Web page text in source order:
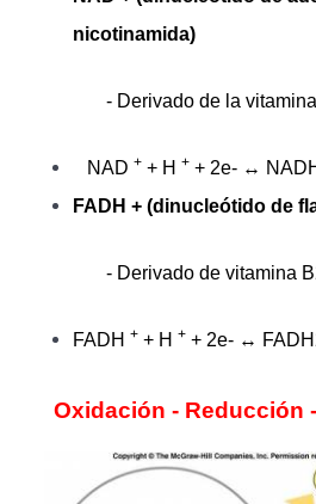
nicotinamida)
- Derivado de la vitamina
NAD + + H + + 2e- ↔
FADH + (dinucleótido de
- Derivado de vitamina
FADH + + H + + 2e- ↔
Oxidación - Reducción